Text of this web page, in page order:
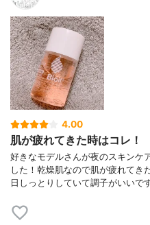
4.00
肌が疲れてきた時はコレ！
好きなモデルさんが夜のスキンケ
した！乾燥肌なので肌が疲れてき
日しっとりしていて調子がいいで